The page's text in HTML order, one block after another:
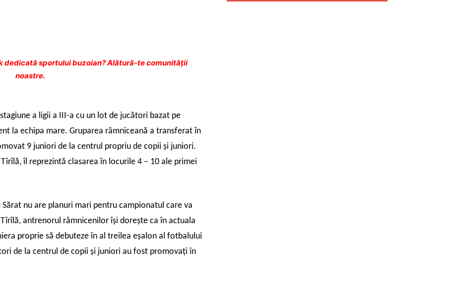
dedicată sportului buzoian? Alătură-te comunității
noastre.
a ligii a III-a cu un lot de jucători bazat pe
la echipa mare. Gruparea râmniceană a transferat în
9 juniori de la centrul propriu de copii şi juniori.
îl reprezintă clasarea în locurile 4 – 10 ale primei
nu are planuri mari pentru campionatul care va
antrenorul râmnicenilor îşi doreşte ca în actuala
proprie să debuteze în al treilea eşalon al fotbalului
de la centrul de copii şi juniori au fost promovaţi în